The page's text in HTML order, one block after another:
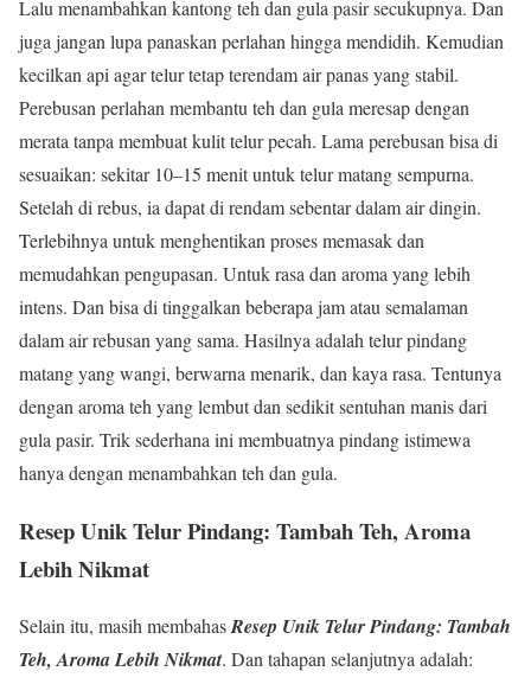
Lalu menambahkan kantong teh dan gula pasir secukupnya. Dan
juga jangan lupa panaskan perlahan hingga mendidih. Kemudian
kecilkan api agar telur tetap terendam air panas yang stabil.
Perebusan perlahan membantu teh dan gula meresap dengan
merata tanpa membuat kulit telur pecah. Lama perebusan bisa di
sesuaikan: sekitar 10–15 menit untuk telur matang sempurna.
Setelah di rebus, ia dapat di rendam sebentar dalam air dingin.
Terlebihnya untuk menghentikan proses memasak dan
memudahkan pengupasan. Untuk rasa dan aroma yang lebih
intens. Dan bisa di tinggalkan beberapa jam atau semalaman
dalam air rebusan yang sama. Hasilnya adalah telur pindang
matang yang wangi, berwarna menarik, dan kaya rasa. Tentunya
dengan aroma teh yang lembut dan sedikit sentuhan manis dari
gula pasir. Trik sederhana ini membuatnya pindang istimewa
hanya dengan menambahkan teh dan gula.
Resep Unik Telur Pindang: Tambah Teh, Aroma
Lebih Nikmat
Selain itu, masih membahasResep Unik Telur Pindang: Tambah
Teh, Aroma Lebih Nikmat. Dan tahapan selanjutnya adalah: